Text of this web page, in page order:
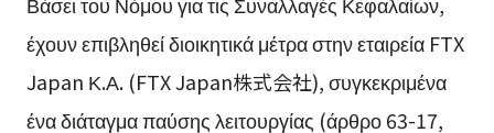
έχουν επιβληθεί διοικητικά μέτρα στην εταιρεία FTX
Japan Κ.Α. (FTX Japan株式会社), συγκεκριμένα
ένα διάταγμα παύσης λειτουργίας (άρθρο 63-17,